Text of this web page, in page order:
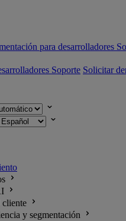
para desarrolladores
Soporte Solicitar
y segmentación